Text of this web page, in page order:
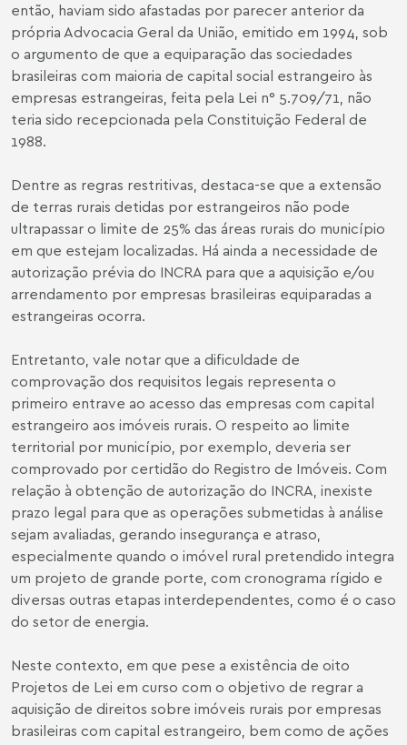
então, haviam sido afastadas por parecer anterior da
própria Advocacia Geral da União, emitido em 1994, sob
o argumento de que a equiparação das sociedades
brasileiras com maioria de capital social estrangeiro às
empresas estrangeiras, feita pela Lei n° 5.709/71, não
teria sido recepcionada pela Constituição Federal de
1988.
Dentre as regras restritivas, destaca-se que a extensão
de terras rurais detidas por estrangeiros não pode
ultrapassar o limite de 25% das áreas rurais do município
em que estejam localizadas. Há ainda a necessidade de
autorização prévia do INCRA para que a aquisição e/ou
arrendamento por empresas brasileiras equiparadas a
estrangeiras ocorra.
Entretanto, vale notar que a dificuldade de
comprovação dos requisitos legais representa o
primeiro entrave ao acesso das empresas com capital
estrangeiro aos imóveis rurais. O respeito ao limite
territorial por município, por exemplo, deveria ser
comprovado por certidão do Registro de Imóveis. Com
relação à obtenção de autorização do INCRA, inexiste
prazo legal para que as operações submetidas à análise
sejam avaliadas, gerando insegurança e atraso,
especialmente quando o imóvel rural pretendido integra
um projeto de grande porte, com cronograma rígido e
diversas outras etapas interdependentes, como é o caso
do setor de energia.
Neste contexto, em que pese a existência de oito
Projetos de Lei em curso com o objetivo de regrar a
aquisição de direitos sobre imóveis rurais por empresas
brasileiras com capital estrangeiro, bem como de ações